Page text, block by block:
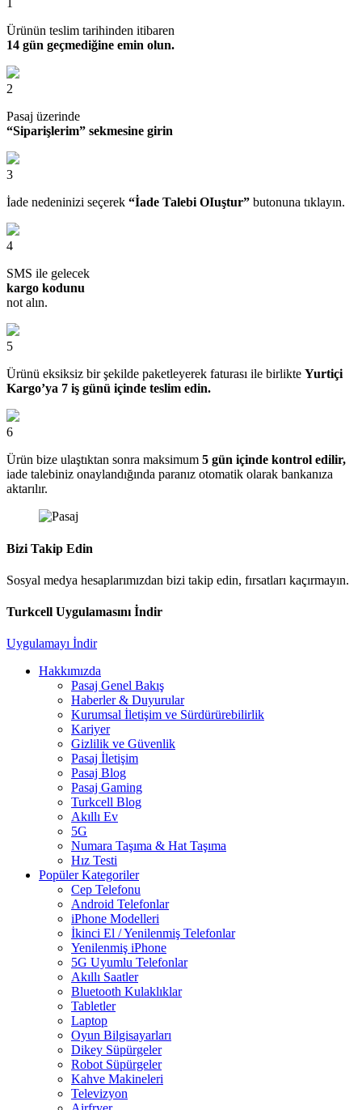
Ürünün teslim tarihinden itibaren
14 gün geçmediğine emin olun.
2
Pasaj üzerinde
“Siparişlerim” sekmesine girin
3
İade nedeninizi seçerek “İade Talebi OIuştur” butonuna tıklayın.
4
SMS ile gelecek
kargo kodunu
not alın.
5
Ürünü eksiksiz bir şekilde paketleyerek faturası ile birlikte Yurtiçi
Kargo’ya 7 iş günü içinde teslim edin.
6
Ürün bize ulaştıktan sonra maksimum 5 gün içinde kontrol edilir,
iade talebiniz onaylandığında paranız otomatik olarak bankanıza
aktarılır.
Bizi Takip Edin
Sosyal medya hesaplarımızdan bizi takip edin, fırsatları kaçırmayın.
Turkcell Uygulamasını İndir
Uygulamayı İndir
Hakkımızda
Pasaj Genel Bakış
Haberler & Duyurular
Kurumsal İletişim ve Sürdürürebilirlik
Kariyer
Gizlilik ve Güvenlik
Pasaj İletişim
Pasaj Blog
Pasaj Gaming
Turkcell Blog
Akıllı Ev
5G
Numara Taşıma & Hat Taşıma
Hız Testi
Popüler Kategoriler
Cep Telefonu
Android Telefonlar
iPhone Modelleri
İkinci El / Yenilenmiş Telefonlar
Yenilenmiş iPhone
5G Uyumlu Telefonlar
Akıllı Saatler
Bluetooth Kulaklıklar
Tabletler
Laptop
Oyun Bilgisayarları
Dikey Süpürgeler
Robot Süpürgeler
Kahve Makineleri
Televizyon